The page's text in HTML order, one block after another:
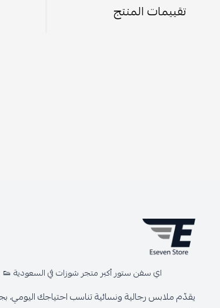
تقييمات المنتج
اي سفن ستور أكبر متجر شوزات في السعودية 👟
يقدّم ملابس رجالية ونسائية تناسب احتياجك اليومي،